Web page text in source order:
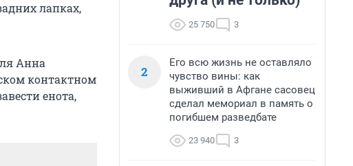
лапках,
Анна
контактном
енота,
25 750 3
2
Его всю жизнь не оставляло
чувство вины: как
выживший в Афгане сасовец
сделал мемориал в память о
погибшем разведбате
23 940 3